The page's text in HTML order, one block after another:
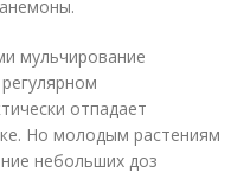
мульчирование
отпадает
Но молодым растениям
небольших доз